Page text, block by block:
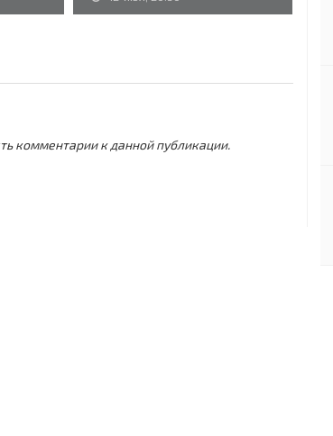
комментарии к данной публикации.